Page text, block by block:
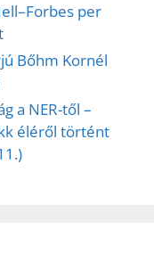
per
Bőhm Kornél
a NER-től –
éléről történt